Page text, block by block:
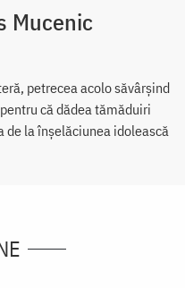
Mucenic
petrecea acolo săvârșind
că dădea tămăduiri
de la înșelăciunea idolească